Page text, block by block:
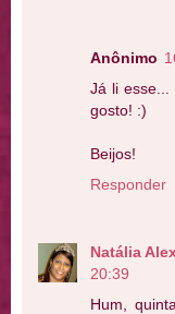
Anônimo
Já li esse...
gosto! :)
Beijos!
Responder
Natália
20:39
Hum,